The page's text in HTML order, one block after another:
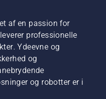
af en passion for
professionelle
Ydeevne og
og
og robotter er i